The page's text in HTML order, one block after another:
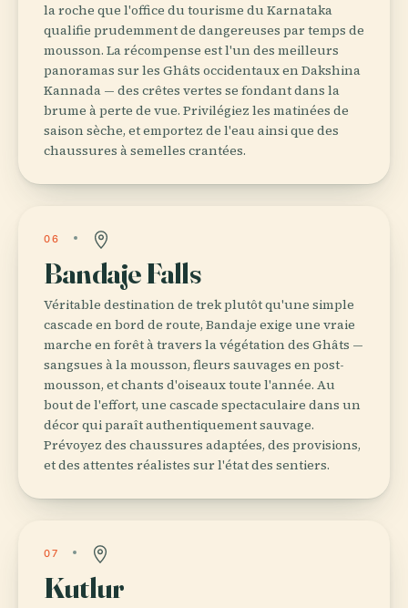
la roche que l'office du tourisme du Karnataka
qualifie prudemment de dangereuses par temps de
mousson. La récompense est l'un des meilleurs
panoramas sur les Ghâts occidentaux en Dakshina
Kannada — des crêtes vertes se fondant dans la
brume à perte de vue. Privilégiez les matinées de
saison sèche, et emportez de l'eau ainsi que des
chaussures à semelles crantées.
06
Bandaje Falls
Véritable destination de trek plutôt qu'une simple
cascade en bord de route, Bandaje exige une vraie
marche en forêt à travers la végétation des Ghâts —
sangsues à la mousson, fleurs sauvages en post-
mousson, et chants d'oiseaux toute l'année. Au
bout de l'effort, une cascade spectaculaire dans un
décor qui paraît authentiquement sauvage.
Prévoyez des chaussures adaptées, des provisions,
et des attentes réalistes sur l'état des sentiers.
07
Kutlur